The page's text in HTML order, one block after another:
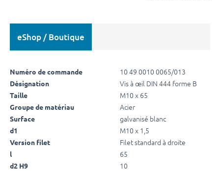
eShop / Boutique
Numéro de commande 10 49 0010 0065/013
Désignation Vis à œil DIN 444 forme B
Taille M10 x 65
Groupe de matériau Acier
Surface galvanisé blanc
d1 M10 x 1,5
Version filet Filet standard à droite
l 65
d2 H9 10